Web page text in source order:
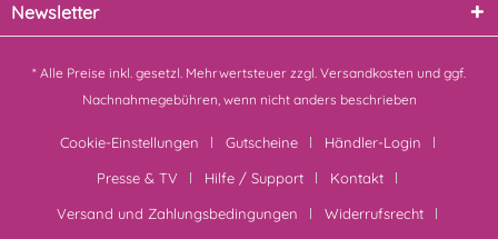
Newsletter
* Alle Preise inkl. gesetzl. Mehrwertsteuer zzgl. Versandkosten und ggf.
Nachnahmegebühren, wenn nicht anders beschrieben
Cookie-Einstellungen Gutscheine
Händler-Login
Presse & TV
Hilfe / Support
Kontakt
Versand und Zahlungsbedingungen
Widerrufsrecht